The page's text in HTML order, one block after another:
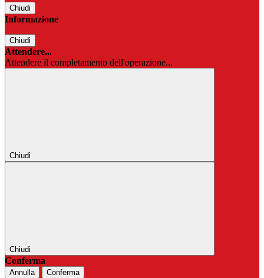
Chiudi
Informazione
Chiudi
Attendere...
Attendere il completamento dell'operazione...
Chiudi
Chiudi
Conferma
Annulla Conferma